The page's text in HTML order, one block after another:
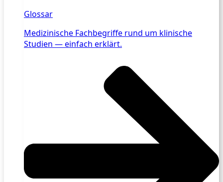
Glossar
Medizinische Fachbegriffe rund um klinische
Studien — einfach erklärt.